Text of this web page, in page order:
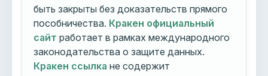
быть закрыты без доказательств прямого
пособничества. Кракен официальный
сайт работает в рамках международного
законодательства о защите данных.
Кракен ссылка не содержит